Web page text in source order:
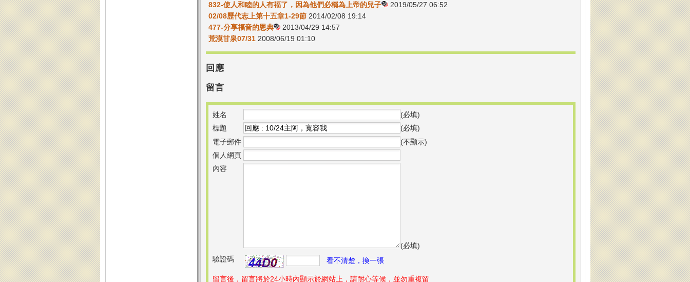
832-使人和睦的人有福了，因為他們必稱為上帝的兒子
2019/05/27 06:52
02/08歷代志上第十五章1-29節2014/02/08 19:14
477-分享福音的恩典
2013/04/29 14:57
荒漠甘泉07/312008/06/19 01:10
回應
留言
姓名
(必填)
標題
(必填)
電子郵件
(不顯示)
個人網頁
內容
(必填)
驗證碼
看不清楚，換一張
留言後，留言將於24小時內顯示於網站上，請耐心等候，並勿重複留